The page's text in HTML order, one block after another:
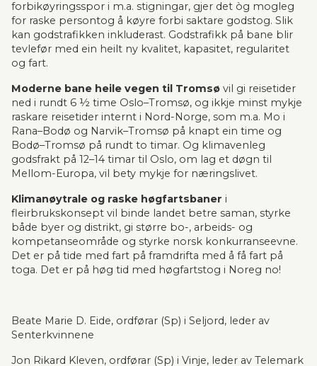
forbikøyringsspor i m.a. stigningar, gjer det òg mogleg
for raske persontog å køyre forbi saktare godstog. Slik
kan godstrafikken inkluderast. Godstrafikk på bane blir
tevlefør med ein heilt ny kvalitet, kapasitet, regularitet
og fart.
Moderne bane heile vegen til Tromsø vil gi reisetider
ned i rundt 6 ½ time Oslo–Tromsø, og ikkje minst mykje
raskare reisetider internt i Nord-Norge, som m.a. Mo i
Rana–Bodø og Narvik–Tromsø på knapt ein time og
Bodø–Tromsø på rundt to timar. Og klimavenleg
godsfrakt på 12–14 timar til Oslo, om lag et døgn til
Mellom-Europa, vil bety mykje for næringslivet.
Klimanøytrale og raske høgfartsbaner i
fleirbrukskonsept vil binde landet betre saman, styrke
både byer og distrikt, gi større bo-, arbeids- og
kompetanseområde og styrke norsk konkur­ran­se­evne.
Det er på tide med fart på framdrifta med å få fart på
toga. Det er på høg tid med høgfartstog i Noreg no!
Beate Marie D. Eide, ordførar (Sp) i Seljord, leder av
Senterkvinnene
Jon Rikard Kleven, ordførar (Sp) i Vinje, leder av Telemark